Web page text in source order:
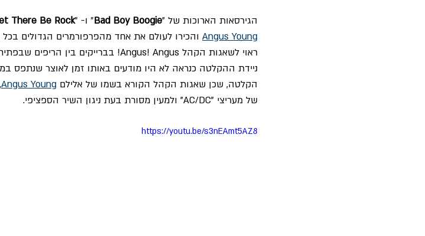
הגירסאות הארוכות של "Bad Boy Boogie" ו- "There Be Rock
Angus Young והכירו לעולם את אחד מהפרפורמרים הגדולים
ראוי לשאגות הקהל Angus! Angus! בברייקים בין הריפים שבפתיחת השיר "
ניידת ההקלטה כנראה לא היו מודעים באותו זמן לאוצר שנתפס
הקלטה, שכן שאגות הקהל הקורא בשמו של אלילם Angus Young
של מעריצי "AC/DC" ולמעין מסורת בעת ניגון השיר הספציפי.
https://youtu.be/s3nEAmt5AZ8